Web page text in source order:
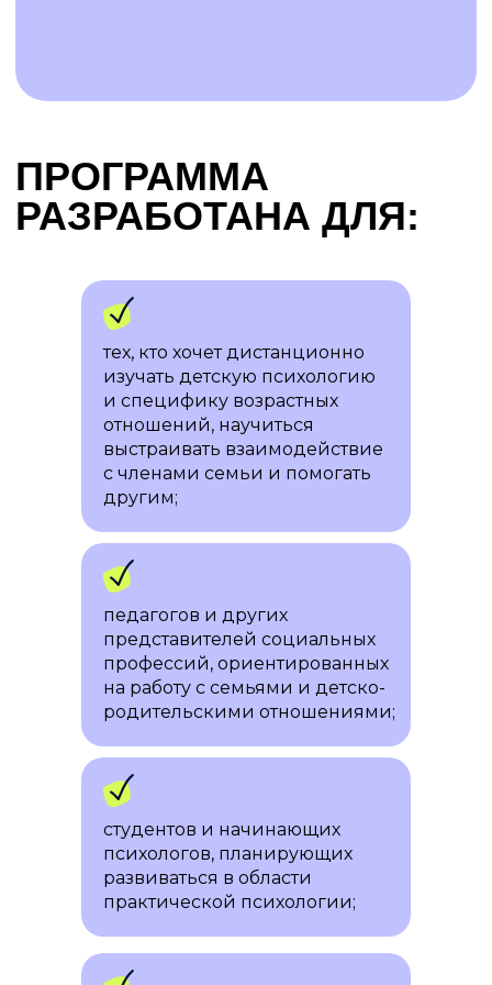
тех, кто хочет дистанционно
изучать детскую психологию
и специфику возрастных
отношений, научиться
выстраивать взаимодействие
с членами семьи и помогать
другим;
педагогов и других
представителей социальных
профессий, ориентированных
на работу с семьями и детско-
родительскими отношениями;
студентов и начинающих
психологов, планирующих
развиваться в области
практической психологии;
Запустим продвижение
в соцсетях
Готовый шаблон сайта-визитки
Пошаговый план по
продвижению в соц.сетях
Поможем сформировать
личный бренд
Гайд по работе в кадре
на онлайн-консультациях
и вебинарах
уникальность как специалиста
СЛУШАТЕЛИ
АВТОРСКОЙ
ПРОГРАММЫ